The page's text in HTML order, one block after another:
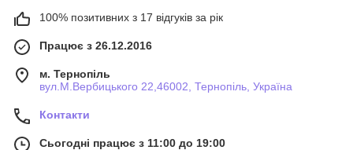
100% позитивних з 17 відгуків за рік
Працює з 26.12.2016
м. Тернопіль
вул.М.Вербицького 22,46002, Тернопіль, Україна
Контакти
Сьогодні працює з 11:00 до 19:00